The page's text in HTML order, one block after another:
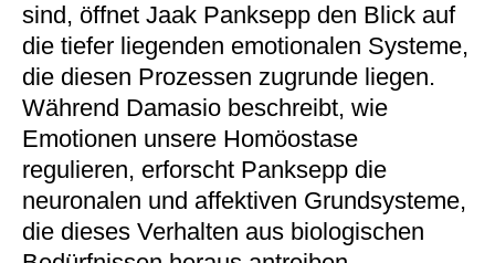
sind, öffnet Jaak Panksepp den Blick auf
die tiefer liegenden emotionalen Systeme,
die diesen Prozessen zugrunde liegen.
Während Damasio beschreibt, wie
Emotionen unsere Homöostase
regulieren, erforscht Panksepp die
neuronalen und affektiven Grundsysteme,
die dieses Verhalten aus biologischen